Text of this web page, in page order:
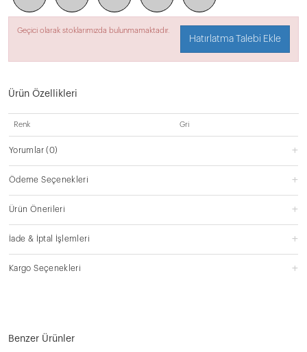
Geçici olarak stoklarımızda bulunmamaktadır.
Hatırlatma Talebi Ekle
Ürün Özellikleri
Renk Gri
Yorumlar(0)
Ödeme Seçenekleri
Ürün Önerileri
İade & İptal İşlemleri
Kargo Seçenekleri
Benzer Ürünler